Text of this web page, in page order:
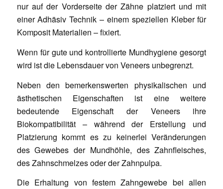
nur auf der Vorderseite der Zähne platziert und mit
einer Adhäsiv Technik – einem speziellen Kleber für
Komposit Materialien – fixiert.
Wenn für gute und kontrollierte Mundhygiene gesorgt
wird ist die Lebensdauer von Veneers unbegrenzt.
Neben den bemerkenswerten physikalischen und
ästhetischen Eigenschaften ist eine weitere
bedeutende Eigenschaft der Veneers ihre
Biokompatibilität – während der Erstellung und
Platzierung kommt es zu keinerlei Veränderungen
des Gewebes der Mundhöhle, des Zahnfleisches,
des Zahnschmelzes oder der Zahnpulpa.
Die Erhaltung von festem Zahngewebe bei allen